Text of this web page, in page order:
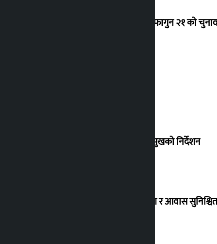
‘राजसंस्था हटेदेखि नेपाललाई दशा लाग्यो, फागुन २१ को चुनाव
संसद् बैठकमा कालो चस्मा नलगाउन सभामुखको निर्देशन
विस्थापित सुकुम्वासी बालबालिकाको शिक्षा र आवास